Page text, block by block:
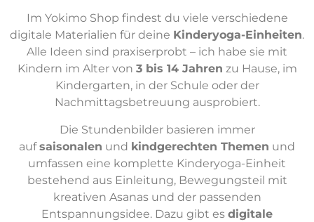
Im Yokimo Shop findest du viele verschiedene
digitale Materialien für deine Kinderyoga-Einheiten.
Alle Ideen sind praxiserprobt – ich habe sie mit
Kindern im Alter von 3 bis 14 Jahren zu Hause, im
Kindergarten, in der Schule oder der
Nachmittagsbetreuung ausprobiert.
Die Stundenbilder basieren immer
aufsaisonalen und kindgerechten Themen und
umfassen eine komplette Kinderyoga-Einheit
bestehend aus Einleitung, Bewegungsteil mit
kreativen Asanas und der passenden
Entspannungsidee. Dazu gibt es digitale